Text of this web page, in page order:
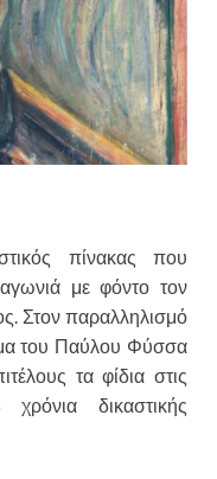
πίνακας που
με φόντο τον
Στον παραλληλισμό
του Παύλου Φύσσα
τα φίδια στις
δικαστικής